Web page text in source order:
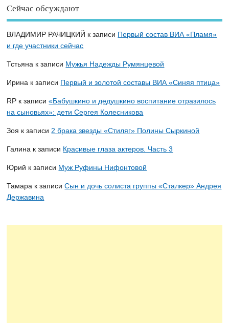
Сейчас обсуждают
ВЛАДИМИР РАЧИЦКИЙ к записи Первый состав ВИА «Пламя»
и где участники сейчас
Тстьяна к записи Мужья Надежды Румянцевой
Ирина к записи Первый и золотой составы ВИА «Синяя птица»
RP к записи«Бабушкино и дедушкино воспитание отразилось
на сыновьях»: дети Сергея Колесникова
Зоя к записи2 брака звезды «Стиляг» Полины Сыркиной
Галина к записи Красивые глаза актеров. Часть 3
Юрий к записи Муж Руфины Нифонтовой
Тамара к записиСын и дочь солиста группы «Сталкер» Андрея
Державина